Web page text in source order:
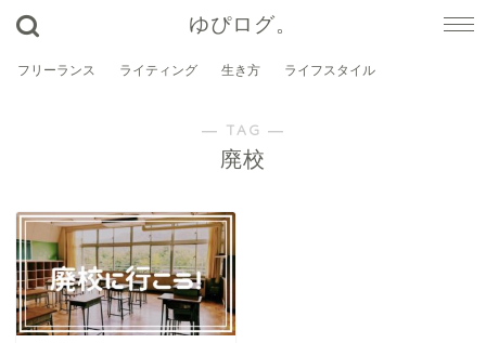
ゆぴログ。
フリーランス ライティング 生き方 ライフスタイル
― TAG ―
廃校